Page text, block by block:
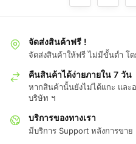
จัดส่งสินค้าฟรี !
จัดส่งสินค้าให้ฟรี ไม่มีขั้นต่ำ โ
คืนสินค้าได้ง่ายภายใน 7 วัน
หากสินค้านั้นยังไม่ได้แกะ และ
บริษัท ฯ
บริการของทางเรา
มีบริการ Support หลังการขา